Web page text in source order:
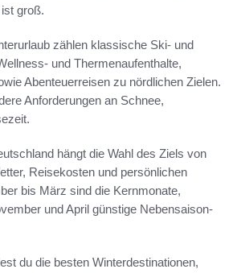
groß.
zählen klassische Ski- und
und Thermenaufenthalte,
Abenteuerreisen zu nördlichen Zielen.
Anforderungen an Schnee,
hängt die Wahl des Ziels von
Reisekosten und persönlichen
bis März sind die Kernmonate,
und April günstige Nebensaison-
du die besten Winterdestinationen,